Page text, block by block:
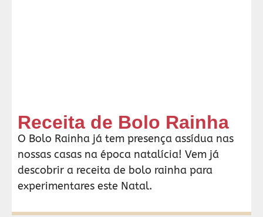
Receita de Bolo Rainha
O Bolo Rainha já tem presença assídua nas
nossas casas na época natalícia! Vem já
descobrir a receita de bolo rainha para
experimentares este Natal.